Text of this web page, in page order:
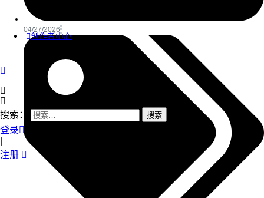
创作者中心
搜索：
登录
注册
04/27/2026